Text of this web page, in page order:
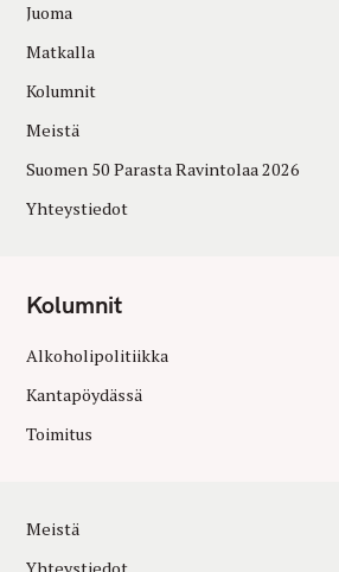
Juoma
Matkalla
Kolumnit
Meistä
Suomen 50 Parasta Ravintolaa 2026
Yhteystiedot
Kolumnit
Alkoholipolitiikka
Kantapöydässä
Toimitus
Meistä